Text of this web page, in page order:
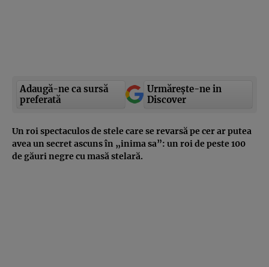
Adaugă-ne ca sursă
preferată
Urmărește-ne in
Discover
Un roi spectaculos de stele care se revarsă pe cer ar putea
avea un secret ascuns în „inima sa”: un roi de peste 100
de găuri negre cu masă stelară.